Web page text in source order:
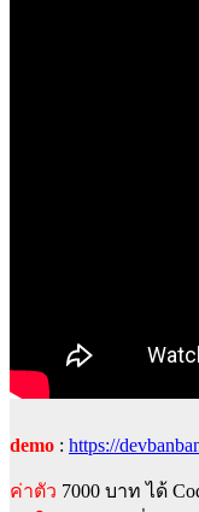
demo : https://
ค่าตัว 7000 บาท ได้